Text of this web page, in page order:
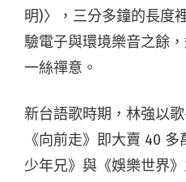
明)〉，三分多鐘的長度
驗電子與環境樂音之餘
一絲禪意。
新台語歌時期，林強以
《向前走》即大賣 40
少年兄》與《娛樂世界